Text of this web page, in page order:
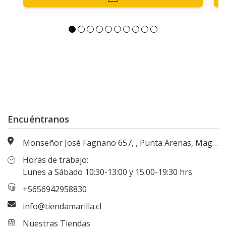
Encuéntranos
Monseñor José Fagnano 657, , Punta Arenas, Magallanes, Chile
Horas de trabajo:
Lunes a Sábado 10:30-13:00 y 15:00-19:30 hrs
+5656942958830
info@tiendamarilla.cl
Nuestras Tiendas